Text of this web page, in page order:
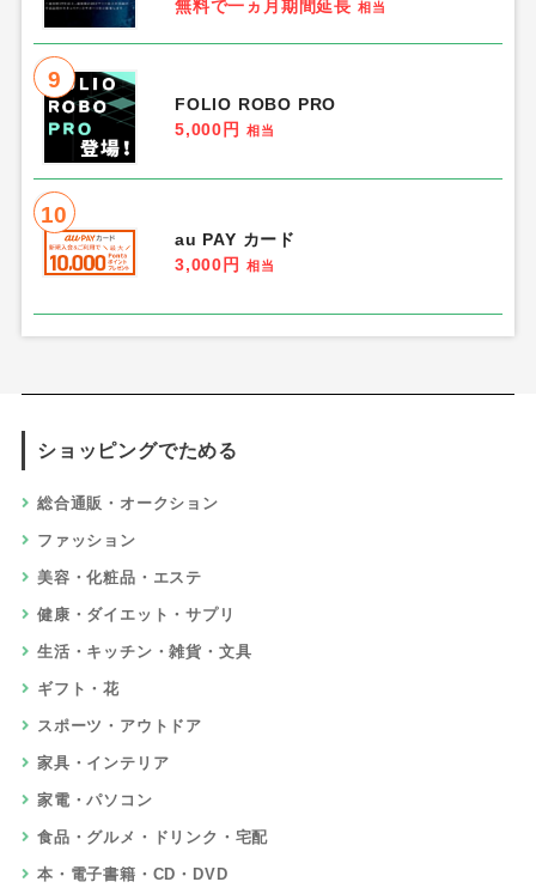
無料で一ヵ月期間延長 相当
9
FOLIO ROBO PRO
5,000円
相当
10
au PAY カード
3,000円
相当
ショッピングでためる
総合通販・オークション
ファッション
美容・化粧品・エステ
健康・ダイエット・サプリ
生活・キッチン・雑貨・文具
ギフト・花
スポーツ・アウトドア
家具・インテリア
家電・パソコン
食品・グルメ・ドリンク・宅配
本・電子書籍・CD・DVD